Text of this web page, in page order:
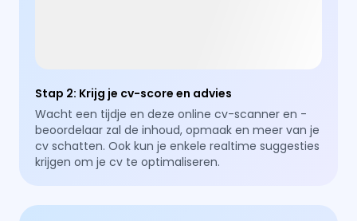
Stap 2: Krijg je cv-score en advies
Wacht een tijdje en deze online cv-scanner en -
beoordelaar zal de inhoud, opmaak en meer van je
cv schatten. Ook kun je enkele realtime suggesties
krijgen om je cv te optimaliseren.